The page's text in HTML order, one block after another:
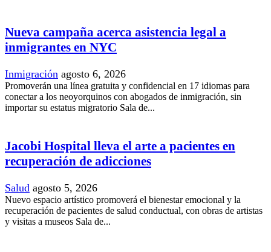
Nueva campaña acerca asistencia legal a
inmigrantes en NYC
Inmigración agosto 6, 2026
Promoverán una línea gratuita y confidencial en 17 idiomas para
conectar a los neoyorquinos con abogados de inmigración, sin
importar su estatus migratorio Sala de...
Jacobi Hospital lleva el arte a pacientes en
recuperación de adicciones
Salud agosto 5, 2026
Nuevo espacio artístico promoverá el bienestar emocional y la
recuperación de pacientes de salud conductual, con obras de artistas
y visitas a museos Sala de...